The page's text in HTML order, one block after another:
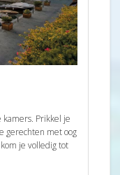
Prikkel je
gerechten met oog
je volledig tot